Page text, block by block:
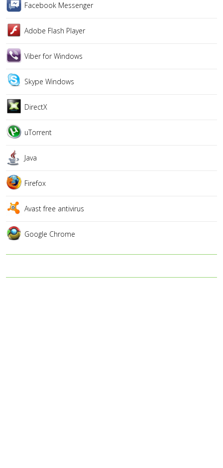
Facebook Messenger
Adobe Flash Player
Viber for Windows
Skype Windows
DirectX
uTorrent
Java
Firefox
Avast free antivirus
Google Chrome